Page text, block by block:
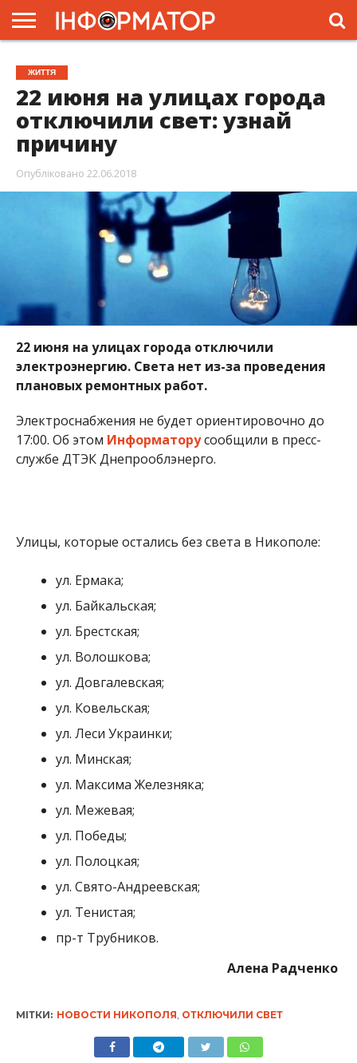
ГОЛОВНА
ЖИТТЯ
ВЛАДА
ГРОШІ
ТРЕШ
ПРЕС-
РЕЛІЗИ
РЕКЛАМА
ПРОЕКТИ
ЖИТТЯ
22 июня на улицах города
отключили свет: узнай
причину
Опубліковано 22.06.2018
22 июня на улицах города отключили
электроэнергию. Света нет из-за проведения
плановых ремонтных работ.
Электроснабжения не будет ориентировочно до
17:00. Об этом Информаторусообщили в пресс-
службе ДТЭК Днепрооблэнерго.
Улицы, которые остались без света в Никополе:
ул. Ермака;
ул. Байкальская;
ул. Брестская;
ул. Волошкова;
ул. Довгалевская;
ул. Ковельская;
ул. Леси Украинки;
ул. Минская;
ул. Максима Железняка;
ул. Межевая;
ул. Победы;
ул. Полоцкая;
ул. Свято-Андреевская;
ул. Тенистая;
пр-т Трубников.
Алена Радченко
МІТКИ: НОВОСТИ НИКОПОЛЯ, ОТКЛЮЧИЛИ СВЕТ